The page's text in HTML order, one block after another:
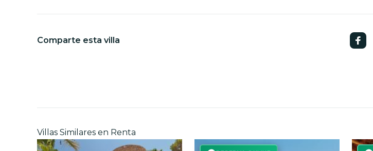
Comparte esta villa
Villas Similares en Renta